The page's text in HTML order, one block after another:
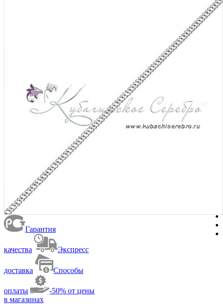
Гарантия
качества Экспресс
доставка Способы
оплаты
-50% от цены
в магазинах